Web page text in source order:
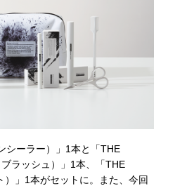
シーラー）」1本と「THE
ラッシュ）」1本、「THE
」1本がセットに。また、今回